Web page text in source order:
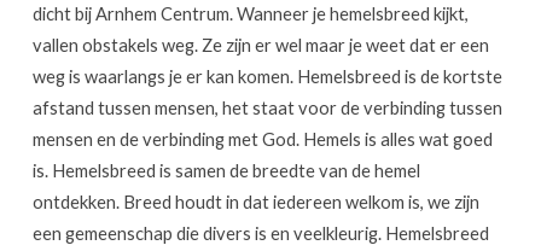
dicht bij Arnhem Centrum. Wanneer je hemelsbreed kijkt,
vallen obstakels weg. Ze zijn er wel maar je weet dat er een
weg is waarlangs je er kan komen. Hemelsbreed is de kortste
afstand tussen mensen, het staat voor de verbinding tussen
mensen en de verbinding met God. Hemels is alles wat goed
is. Hemelsbreed is samen de breedte van de hemel
ontdekken. Breed houdt in dat iedereen welkom is, we zijn
een gemeenschap die divers is en veelkleurig. Hemelsbreed